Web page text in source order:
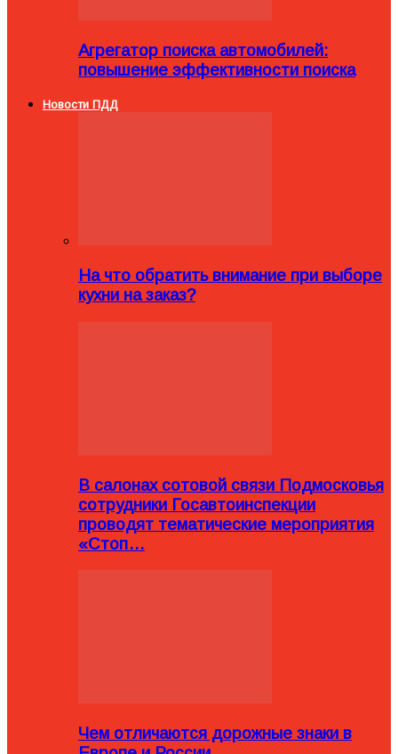
Агрегатор поиска автомобилей:
повышение эффективности поиска
Новости ПДД
На что обратить внимание при выборе
кухни на заказ?
В салонах сотовой связи Подмосковья
сотрудники Госавтоинспекции
проводят тематические мероприятия
«Стоп…
Чем отличаются дорожные знаки в